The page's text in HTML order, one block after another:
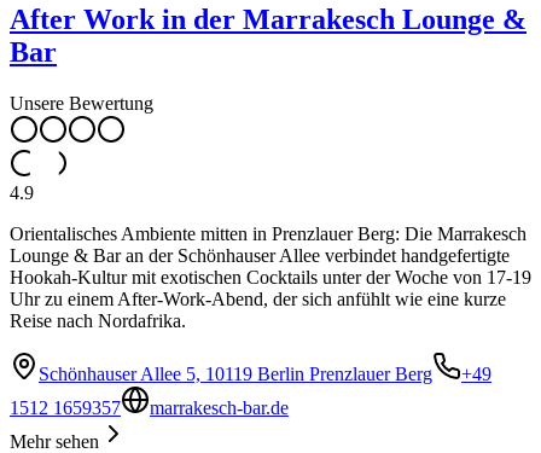
After Work in der Marrakesch Lounge &
Bar
Unsere Bewertung
4.9
Orientalisches Ambiente mitten in Prenzlauer Berg: Die Marrakesch
Lounge & Bar an der Schönhauser Allee verbindet handgefertigte
Hookah-Kultur mit exotischen Cocktails unter der Woche von 17-19
Uhr zu einem After-Work-Abend, der sich anfühlt wie eine kurze
Reise nach Nordafrika.
Schönhauser Allee 5, 10119 Berlin Prenzlauer Berg
+49
1512 1659357
marrakesch-bar.de
Mehr sehen